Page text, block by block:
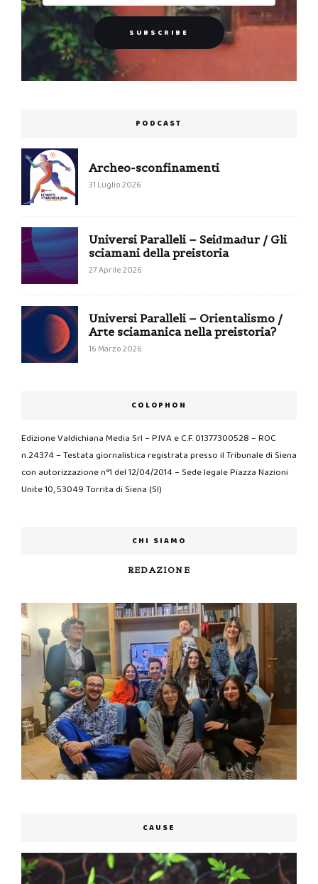
PODCAST
Archeo-sconfinamenti
31 Luglio 2026
Universi Paralleli – Seiđmađur / Gli
sciamani della preistoria
27 Aprile 2026
Universi Paralleli – Orientalismo /
Arte sciamanica nella preistoria?
16 Marzo 2026
COLOPHON
Edizione Valdichiana Media Srl – P.IVA e C.F. 01377300528 – ROC
n.24374 – Testata giornalistica registrata presso il Tribunale di Siena
con autorizzazione n°1 del 12/04/2014 – Sede legale Piazza Nazioni
Unite 10, 53049 Torrita di Siena (SI)
CHI SIAMO
REDAZIONE
CAUSE